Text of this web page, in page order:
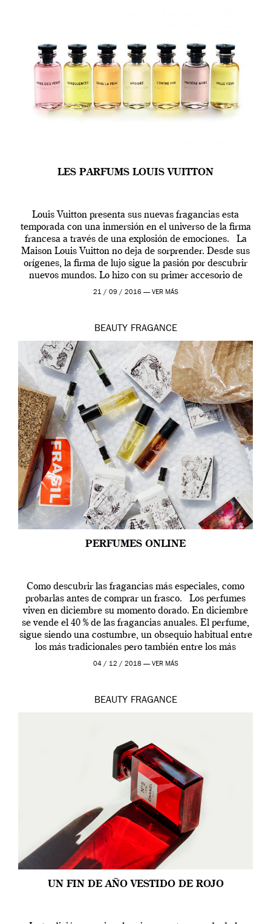
LES PARFUMS LOUIS VUITTON
Louis Vuitton presenta sus nuevas fragancias esta
temporada con una inmersión en el universo de la firma
francesa a través de una explosión de emociones. La
Maison Louis Vuitton no deja de sorprender. Desde sus
orígenes, la firma de lujo sigue la pasión por descubrir
nuevos mundos. Lo hizo con su primer accesorio de
viaje, el […]
21 / 09 / 2016 — VER MÁS
BEAUTY FRAGANCE
PERFUMES ONLINE
Como descubrir las fragancias más especiales, como
probarlas antes de comprar un frasco. Los perfumes
viven en diciembre su momento dorado. En diciembre
se vende el 40 % de las fragancias anuales. El perfume,
sigue siendo una costumbre, un obsequio habitual entre
los más tradicionales pero también entre los más
modernos. Estos días ha […]
04 / 12 / 2018 — VER MÁS
BEAUTY FRAGANCE
UN FIN DE AÑO VESTIDO DE ROJO